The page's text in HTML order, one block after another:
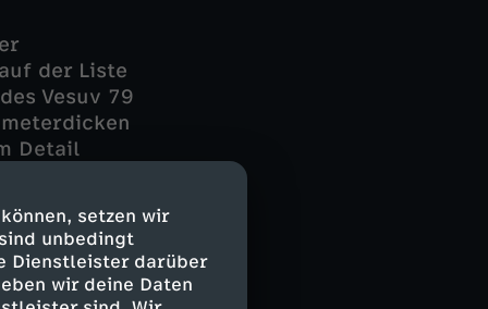
setzen wir
unbedingt
Dienstleister darüber
wir deine Daten
der Liste
Vesuv 79
Detail